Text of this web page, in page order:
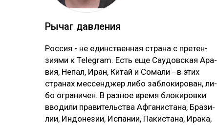
Ры­чаг дав­ле­ния
Рос­сия - не единс­твен­ная стра­на с пре­тен­
зия­ми к Telegram. Есть еще Сау­дов­ская Ара­
вия, Не­пал, Иран, Ки­тай и Со­ма­ли - в этих
стра­нах мес­сен­джер ли­бо заб­ло­ки­ро­ван, ли­
бо ог­ра­ни­чен. В раз­ное вре­мя бло­ки­ров­ки
вво­ди­ли пра­ви­тель­ства Аф­га­нис­та­на, Бра­зи­
лии, Ин­до­не­зии, Ис­па­нии, Па­кис­та­на, Ира­ка,